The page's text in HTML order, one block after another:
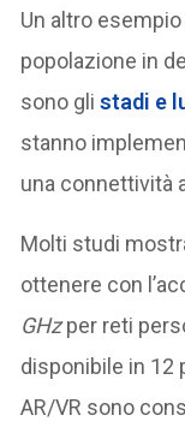
Un altro
popolazione in
sono glistadi e
stanno
una connettività
Molti studi
ottenere con
GHzper reti
disponibile in 12
AR/VR sono